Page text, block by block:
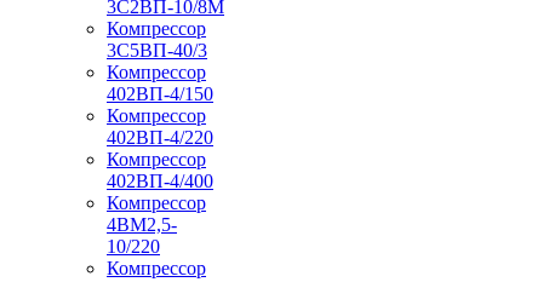
3С2ВП-10/8М
Компрессор
3С5ВП-40/3
Компрессор
402ВП-4/150
Компрессор
402ВП-4/220
Компрессор
402ВП-4/400
Компрессор
4ВМ2,5-
10/220
Компрессор